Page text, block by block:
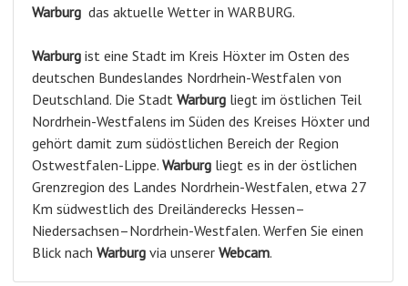
Warburg das aktuelle Wetter in WARBURG.
Warburg ist eine Stadt im Kreis Höxter im Osten des
deutschen Bundeslandes Nordrhein-Westfalen von
Deutschland. Die Stadt Warburg liegt im östlichen Teil
Nordrhein-Westfalens im Süden des Kreises Höxter und
gehört damit zum südöstlichen Bereich der Region
Ostwestfalen-Lippe. Warburg liegt es in der östlichen
Grenzregion des Landes Nordrhein-Westfalen, etwa 27
Km südwestlich des Dreiländerecks Hessen–
Niedersachsen–Nordrhein-Westfalen. Werfen Sie einen
Blick nach Warburg via unserer Webcam.